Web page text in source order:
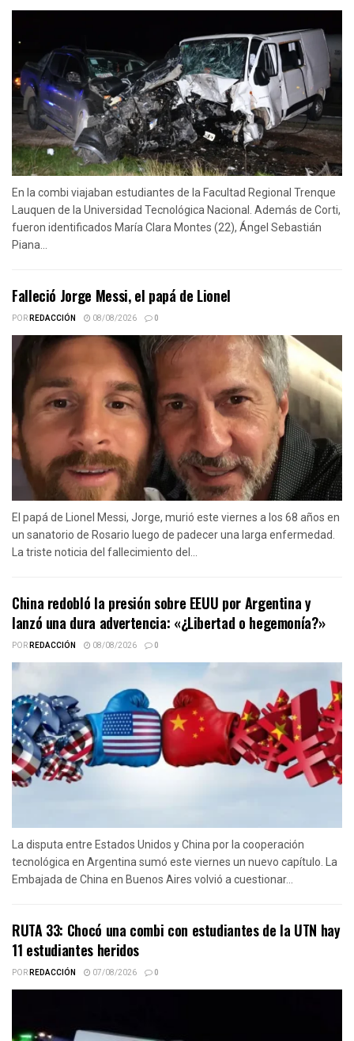
En la combi viajaban estudiantes de la Facultad Regional Trenque
Lauquen de la Universidad Tecnológica Nacional. Además de Corti,
fueron identificados María Clara Montes (22), Ángel Sebastián
Piana...
Falleció Jorge Messi, el papá de Lionel
PORREDACCIÓN 08/08/2026 0
El papá de Lionel Messi, Jorge, murió este viernes a los 68 años en
un sanatorio de Rosario luego de padecer una larga enfermedad.
La triste noticia del fallecimiento del...
China redobló la presión sobre EEUU por Argentina y
lanzó una dura advertencia: «¿Libertad o hegemonía?»
PORREDACCIÓN 08/08/2026 0
La disputa entre Estados Unidos y China por la cooperación
tecnológica en Argentina sumó este viernes un nuevo capítulo. La
Embajada de China en Buenos Aires volvió a cuestionar...
RUTA 33: Chocó una combi con estudiantes de la UTN hay
11 estudiantes heridos
PORREDACCIÓN 07/08/2026 0